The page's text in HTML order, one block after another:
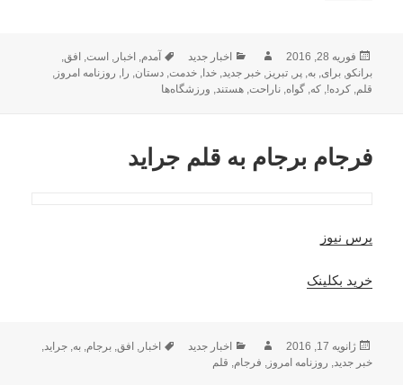
ارسال
شده
در
فوریه 28, 2016 نویسندهدسته‌ها
اخبار جدید برچسب‌ها
آمدم, اخبار, است, افق,
برانکو,برای,به,پر,تبریز,خبر جدید,خدا,خدمت,دستان, را, روزنامه امروز,
قلم,کرده!,که,گواه,ناراحت,هستند, ورزشگاه‌ها
فرجام برجام به قلم جراید
پرس نیوز
خرید بکلینک
ارسال
شده
ژانویه 17, 2016 نویسندهدسته‌ها
اخبار جدید برچسب‌ها
اخبار ,افق ,برجام ,به ,جراید
خبر جدید
روزنامه امروز فرجام قلم